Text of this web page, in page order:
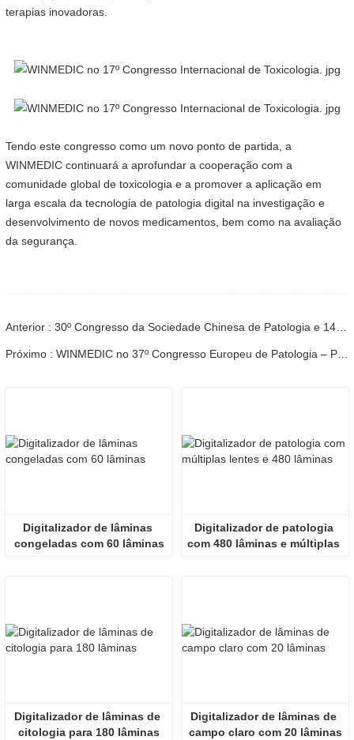
terapias inovadoras.
Tendo este congresso como um novo ponto de partida, a
WINMEDIC continuará a aprofundar a cooperação com a
comunidade global de toxicologia e a promover a aplicação em
larga escala da tecnologia de patologia digital na investigação e
desenvolvimento de novos medicamentos, bem como na avaliação
da segurança.
Anterior : 30º Congresso da Sociedade Chinesa de Patologia e 14ª Reunião Anual de Patologistas Chineses
Próximo : WINMEDIC no 37º Congresso Europeu de Patologia – Partilhando a Inovação com o Mundo
Digitalizador de lâminas
congeladas com 60 lâminas
Digitalizador de patologia
com 480 lâminas e múltiplas
Digitalizador de lâminas de
citologia para 180 lâminas
Digitalizador de lâminas de
campo claro com 20 lâminas